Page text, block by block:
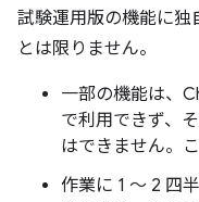
試験運用版の機能に独
とは限りません。
一部の機能は、
で利用できず、
はできません。
作業に 1 ～ 2 四